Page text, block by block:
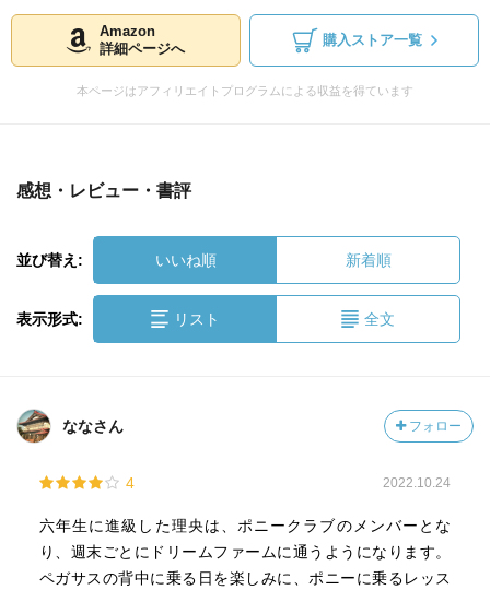
Amazon
詳細ページへ
購入ストア一覧
本ページはアフィリエイトプログラムによる収益を得ています
感想・レビュー・書評
並び替え: いいね順 新着順
表示形式: リスト 全文
ななさん フォロー
4 2022.10.24
六年生に進級した理央は、ポニークラブのメンバーとな
り、週末ごとにドリームファームに通うようになります。
ペガサスの背中に乗る日を楽しみに、ポニーに乗るレッス